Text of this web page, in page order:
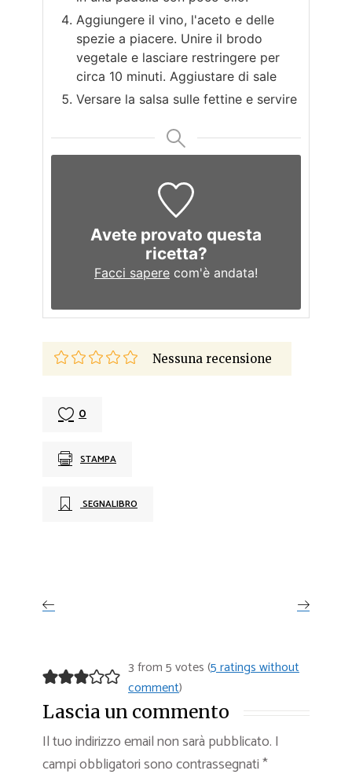
Aggiungere il vino, l'aceto e delle
spezie a piacere. Unire il brodo
vegetale e lasciare restringere per
circa 10 minuti. Aggiustare di sale
Versare la salsa sulle fettine e servire
Avete provato questa
ricetta?
Facci sapere com'è andata!
Nessuna recensione
0
STAMPA
SEGNALIBRO
3 from 5 votes (5 ratings without
comment)
Lascia un commento
Il tuo indirizzo email non sarà pubblicato. I
campi obbligatori sono contrassegnati*